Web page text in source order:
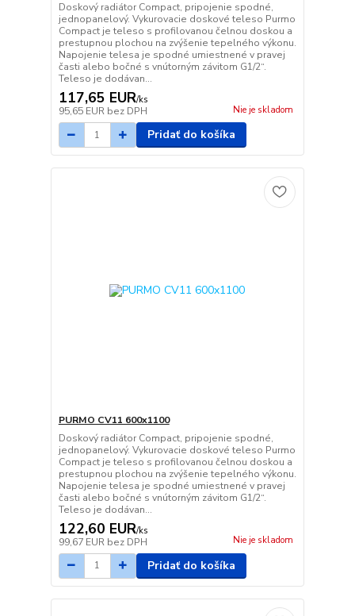
Doskový radiátor Compact, pripojenie spodné,
jednopanelový. Vykurovacie doskové teleso Purmo
Compact je teleso s profilovanou čelnou doskou a
prestupnou plochou na zvýšenie tepelného výkonu.
Napojenie telesa je spodné umiestnené v pravej
časti alebo bočné s vnútorným závitom G1/2“.
Teleso je dodávan...
117,65 EUR/ks
95,65 EUR bez DPH Nie je skladom
Pridať do košíka
PURMO CV11 600x1100
Doskový radiátor Compact, pripojenie spodné,
jednopanelový. Vykurovacie doskové teleso Purmo
Compact je teleso s profilovanou čelnou doskou a
prestupnou plochou na zvýšenie tepelného výkonu.
Napojenie telesa je spodné umiestnené v pravej
časti alebo bočné s vnútorným závitom G1/2“.
Teleso je dodávan...
122,60 EUR/ks
99,67 EUR bez DPH Nie je skladom
Pridať do košíka